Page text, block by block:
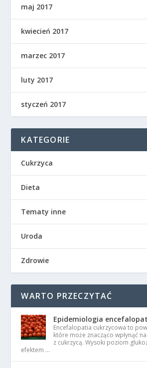
maj 2017
kwiecień 2017
marzec 2017
luty 2017
styczeń 2017
KATEGORIE
Cukrzyca
Dieta
Tematy inne
Uroda
Zdrowie
WARTO PRZECZYTAĆ
Epidemiologia
Encefalopatia cukrzycowa to
które może znacząco wpłynąć
z cukrzycą. Wysoki poziom
efektem …